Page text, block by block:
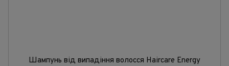
Шампунь від випадіння волосся Haircare Energy